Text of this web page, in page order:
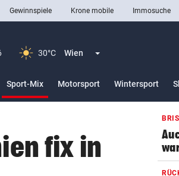
Gewinnspiele Krone mobile Immosuche
30°C Wien Menü aufklappen
Sport-Mix
Motorsport
Wintersport
fix in